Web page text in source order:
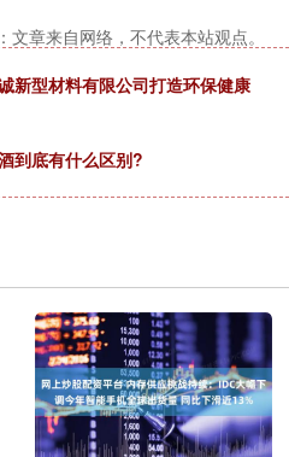
文章来自网络，不代表本站观点。
新型材料有限公司打造环保健康
到底有什么区别?